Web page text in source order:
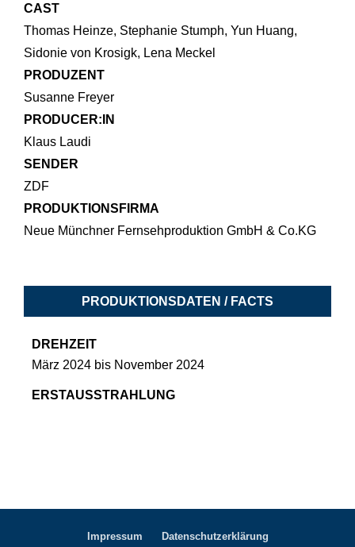
CAST
Thomas Heinze, Stephanie Stumph, Yun Huang,
Sidonie von Krosigk, Lena Meckel
PRODUZENT
Susanne Freyer
PRODUCER:IN
Klaus Laudi
SENDER
ZDF
PRODUKTIONSFIRMA
Neue Münchner Fernsehproduktion GmbH & Co.KG
PRODUKTIONSDATEN / FACTS
DREHZEIT
März 2024 bis November 2024
ERSTAUSSTRAHLUNG
Impressum Datenschutzerklärung